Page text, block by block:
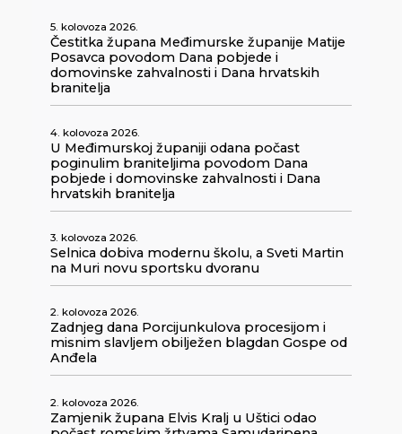
5. kolovoza 2026.
Čestitka župana Međimurske županije Matije
Posavca povodom Dana pobjede i
domovinske zahvalnosti i Dana hrvatskih
branitelja
4. kolovoza 2026.
U Međimurskoj županiji odana počast
poginulim braniteljima povodom Dana
pobjede i domovinske zahvalnosti i Dana
hrvatskih branitelja
3. kolovoza 2026.
Selnica dobiva modernu školu, a Sveti Martin
na Muri novu sportsku dvoranu
2. kolovoza 2026.
Zadnjeg dana Porcijunkulova procesijom i
misnim slavljem obilježen blagdan Gospe od
Anđela
2. kolovoza 2026.
Zamjenik župana Elvis Kralj u Uštici odao